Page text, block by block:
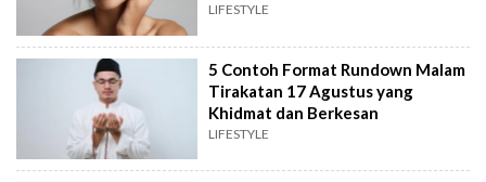
LIFESTYLE
5 Contoh Format Rundown Malam
Tirakatan 17 Agustus yang
Khidmat dan Berkesan
LIFESTYLE